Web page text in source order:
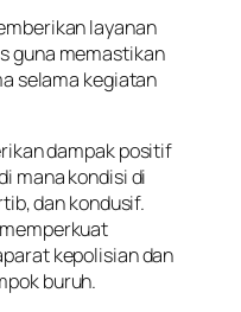
layanan
guna memastikan
selama kegiatan
dampak positif
mana kondisi di
dan kondusif.
kepolisian dan
buruh.